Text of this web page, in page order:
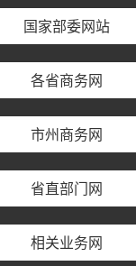
国家部委网站
各省商务网
市州商务网
省直部门网
相关业务网